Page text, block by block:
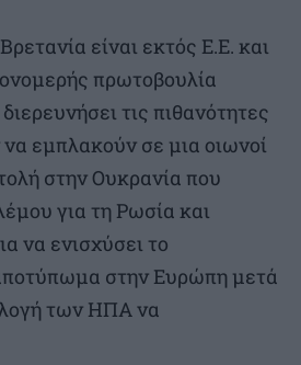
είναι εκτός Ε.Ε. και
πρωτοβουλία
τις πιθανότητες
εμπλακούν σε μια οιωνοί
στην Ουκρανία που
για τη Ρωσία και
να ενισχύσει το
στην Ευρώπη μετά
των ΗΠΑ να